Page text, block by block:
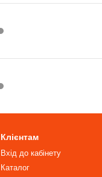
Клієнтам
Вхід до кабінету
Каталог